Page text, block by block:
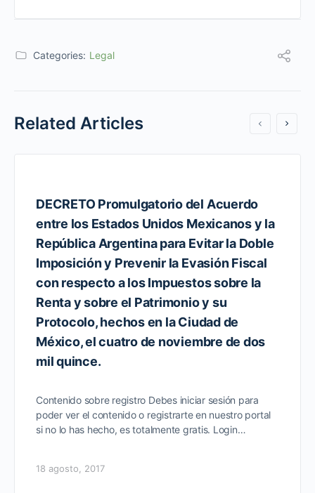
Categories: Legal
Related Articles
DECRETO Promulgatorio del Acuerdo
entre los Estados Unidos Mexicanos y la
República Argentina para Evitar la Doble
Imposición y Prevenir la Evasión Fiscal
con respecto a los Impuestos sobre la
Renta y sobre el Patrimonio y su
Protocolo, hechos en la Ciudad de
México, el cuatro de noviembre de dos
mil quince.
Contenido sobre registro Debes iniciar sesión para
poder ver el contenido o registrarte en nuestro portal
si no lo has hecho, es totalmente gratis. Login…
18 agosto, 2017